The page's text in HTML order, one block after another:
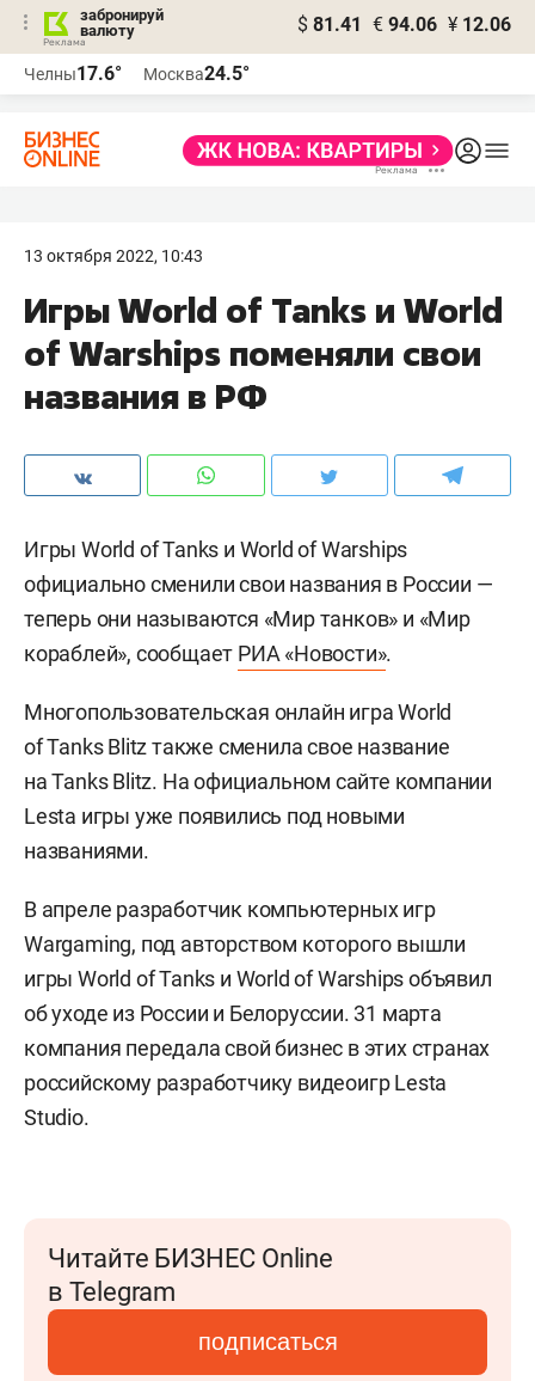
забронируй
валюту
$ 81.41 € 94.06 ¥ 12.06
Челны17.6° Москва24.5°
13 октября 2022, 10:43
Игры World of Tanks и World
of Warships поменяли свои
названия в РФ
Игры World of Tanks и World of Warships
официально сменили свои названия в России —
теперь они называются «Мир танков» и «Мир
кораблей», сообщает РИА «Новости».
Многопользовательская онлайн игра World
of Tanks Blitz также сменила свое название
на Tanks Blitz. На официальном сайте компании
Lesta игры уже появились под новыми
названиями.
В апреле разработчик компьютерных игр
Wargaming, под авторством которого вышли
игры World of Tanks и World of Warships объявил
об уходе из России и Белоруссии. 31 марта
компания передала свой бизнес в этих странах
российскому разработчику видеоигр Lesta
Studio.
Читайте БИЗНЕС Online
в Telegram
подписаться